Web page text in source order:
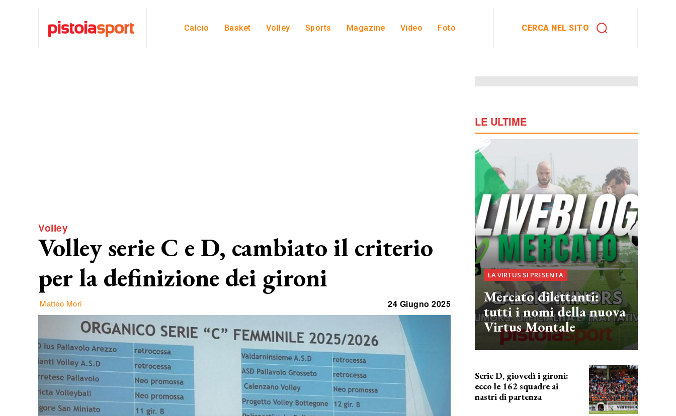
Calcio Basket Volley Sports Magazine Video Foto CERCA NEL SITO
Volley
Volley serie C e D, cambiato il criterio
per la definizione dei gironi
Matteo Mori 24 Giugno 2025
LE ULTIME
LA VIRTUS SI PRESENTA
Mercato dilettanti:
tutti i nomi della nuova
Virtus Montale
Serie D, giovedì i gironi:
ecco le 162 squadre ai
nastri di partenza